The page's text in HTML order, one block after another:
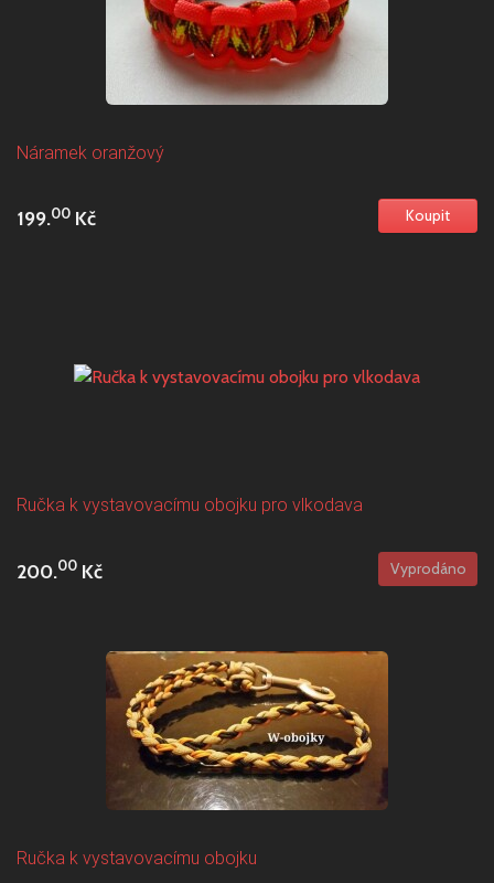
Náramek oranžový
199.00 Kč
Ručka k vystavovacímu obojku pro vlkodava
200.00 Kč
Ručka k vystavovacímu obojku